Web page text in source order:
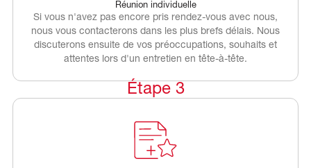
Réunion individuelle
Si vous n'avez pas encore pris rendez-vous avec nous,
nous vous contacterons dans les plus brefs délais. Nous
discuterons ensuite de vos préoccupations, souhaits et
attentes lors d'un entretien en tête-à-tête.
Étape 3